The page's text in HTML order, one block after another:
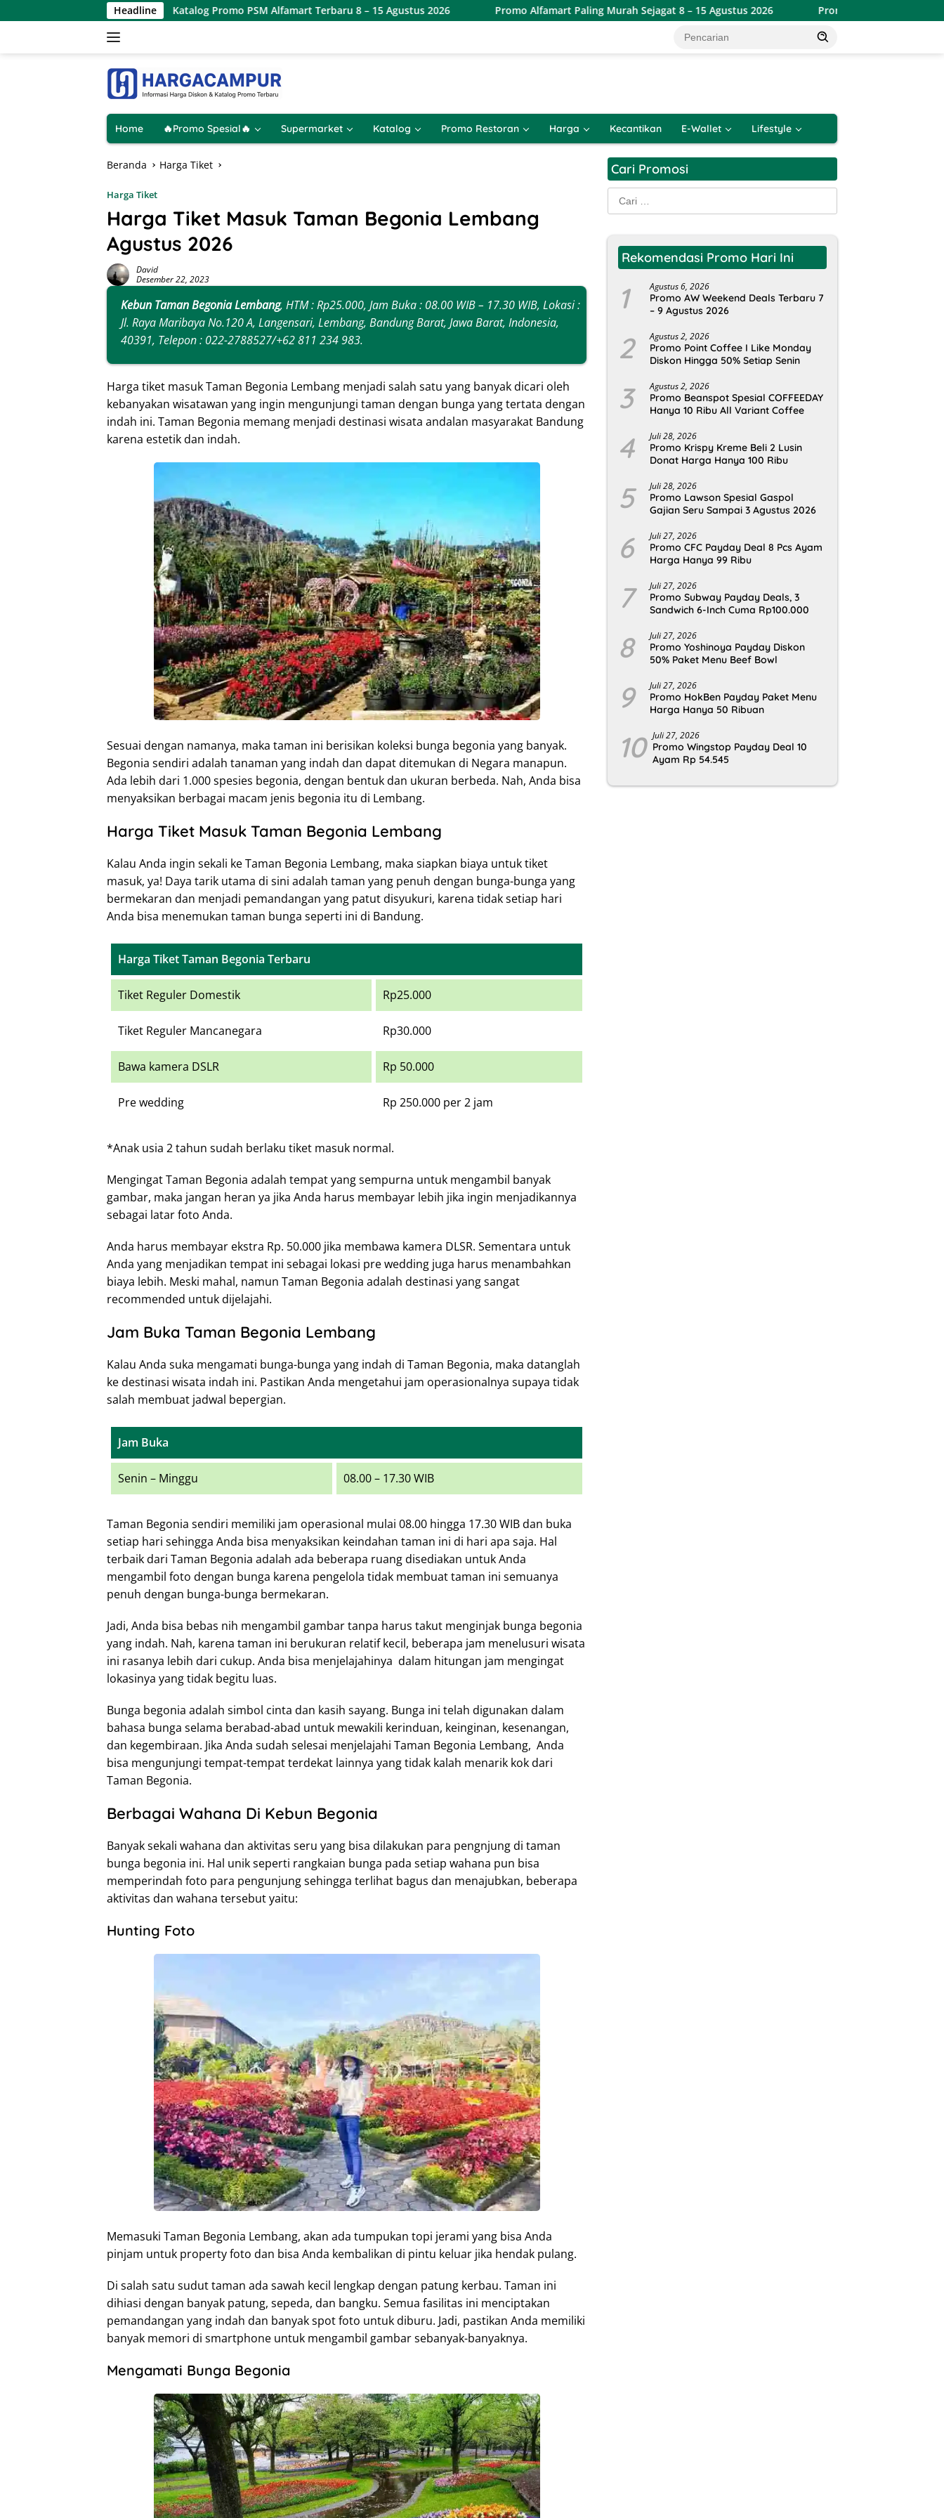
ke
Headline
Katalog Promo PSM Alfamart Terbaru 8 – 15 Agustus 2026 Promo Alfamart Paling Murah Sejagat 8 – 15 Agustus 2026 Promo Alfamart Double Date Spesial 8.8
Home 🔥Promo Spesial🔥 Supermarket Katalog Promo Restoran Harga Kecantikan E-Wallet Lifestyle
Beranda Harga Tiket
Harga Tiket
Harga Tiket Masuk Taman Begonia Lembang
Agustus 2026
David
Desember 22, 2023
Kebun Taman Begonia Lembang, HTM : Rp25.000, Jam Buka : 08.00 WIB – 17.30 WIB, Lokasi :
Jl. Raya Maribaya No.120 A, Langensari, Lembang, Bandung Barat, Jawa Barat, Indonesia,
40391, Telepon : 022-2788527/+62 811 234 983.
Harga tiket masuk Taman Begonia Lembang menjadi salah satu yang banyak dicari oleh
kebanyakan wisatawan yang ingin mengunjungi taman dengan bunga yang tertata dengan
indah ini. Taman Begonia memang menjadi destinasi wisata andalan masyarakat Bandung
karena estetik dan indah.
Sesuai dengan namanya, maka taman ini berisikan koleksi bunga begonia yang banyak.
Begonia sendiri adalah tanaman yang indah dan dapat ditemukan di Negara manapun.
Ada lebih dari 1.000 spesies begonia, dengan bentuk dan ukuran berbeda. Nah, Anda bisa
menyaksikan berbagai macam jenis begonia itu di Lembang.
Harga Tiket Masuk Taman Begonia Lembang
Kalau Anda ingin sekali ke Taman Begonia Lembang, maka siapkan biaya untuk tiket
masuk, ya! Daya tarik utama di sini adalah taman yang penuh dengan bunga-bunga yang
bermekaran dan menjadi pemandangan yang patut disyukuri, karena tidak setiap hari
Anda bisa menemukan taman bunga seperti ini di Bandung.
Harga Tiket Taman Begonia Terbaru
Tiket Reguler Domestik Rp25.000
Tiket Reguler Mancanegara Rp30.000
Bawa kamera DSLR Rp 50.000
Pre wedding Rp 250.000 per 2 jam
*Anak usia 2 tahun sudah berlaku tiket masuk normal.
Mengingat Taman Begonia adalah tempat yang sempurna untuk mengambil banyak
gambar, maka jangan heran ya jika Anda harus membayar lebih jika ingin menjadikannya
sebagai latar foto Anda.
Anda harus membayar ekstra Rp. 50.000 jika membawa kamera DLSR. Sementara untuk
Anda yang menjadikan tempat ini sebagai lokasi pre wedding juga harus menambahkan
biaya lebih. Meski mahal, namun Taman Begonia adalah destinasi yang sangat
recommended untuk dijelajahi.
Jam Buka Taman Begonia Lembang
Kalau Anda suka mengamati bunga-bunga yang indah di Taman Begonia, maka datanglah
ke destinasi wisata indah ini. Pastikan Anda mengetahui jam operasionalnya supaya tidak
salah membuat jadwal bepergian.
Jam Buka
Senin – Minggu 08.00 – 17.30 WIB
Taman Begonia sendiri memiliki jam operasional mulai 08.00 hingga 17.30 WIB dan buka
setiap hari sehingga Anda bisa menyaksikan keindahan taman ini di hari apa saja. Hal
terbaik dari Taman Begonia adalah ada beberapa ruang disediakan untuk Anda
mengambil foto dengan bunga karena pengelola tidak membuat taman ini semuanya
penuh dengan bunga-bunga bermekaran.
Jadi, Anda bisa bebas nih mengambil gambar tanpa harus takut menginjak bunga begonia
yang indah. Nah, karena taman ini berukuran relatif kecil, beberapa jam menelusuri wisata
ini rasanya lebih dari cukup. Anda bisa menjelajahinya dalam hitungan jam mengingat
lokasinya yang tidak begitu luas.
Bunga begonia adalah simbol cinta dan kasih sayang. Bunga ini telah digunakan dalam
bahasa bunga selama berabad-abad untuk mewakili kerinduan, keinginan, kesenangan,
dan kegembiraan. Jika Anda sudah selesai menjelajahi Taman Begonia Lembang, Anda
bisa mengunjungi tempat-tempat terdekat lainnya yang tidak kalah menarik kok dari
Taman Begonia.
Berbagai Wahana Di Kebun Begonia
Banyak sekali wahana dan aktivitas seru yang bisa dilakukan para pengnjung di taman
bunga begonia ini. Hal unik seperti rangkaian bunga pada setiap wahana pun bisa
memperindah foto para pengunjung sehingga terlihat bagus dan menajubkan, beberapa
aktivitas dan wahana tersebut yaitu:
Hunting Foto
Memasuki Taman Begonia Lembang, akan ada tumpukan topi jerami yang bisa Anda
pinjam untuk property foto dan bisa Anda kembalikan di pintu keluar jika hendak pulang.
Di salah satu sudut taman ada sawah kecil lengkap dengan patung kerbau. Taman ini
dihiasi dengan banyak patung, sepeda, dan bangku. Semua fasilitas ini menciptakan
pemandangan yang indah dan banyak spot foto untuk diburu. Jadi, pastikan Anda memiliki
banyak memori di smartphone untuk mengambil gambar sebanyak-banyaknya.
Mengamati Bunga Begonia
Cari Promosi
Cari
untuk:
Rekomendasi Promo Hari Ini
1 Agustus 6, 2026
Promo AW Weekend Deals Terbaru 7
– 9 Agustus 2026
2 Agustus 2, 2026
Promo Point Coffee I Like Monday
Diskon Hingga 50% Setiap Senin
3 Agustus 2, 2026
Promo Beanspot Spesial COFFEEDAY
Hanya 10 Ribu All Variant Coffee
4 Juli 28, 2026
Promo Krispy Kreme Beli 2 Lusin
Donat Harga Hanya 100 Ribu
5 Juli 28, 2026
Promo Lawson Spesial Gaspol
Gajian Seru Sampai 3 Agustus 2026
6 Juli 27, 2026
Promo CFC Payday Deal 8 Pcs Ayam
Harga Hanya 99 Ribu
7 Juli 27, 2026
Promo Subway Payday Deals, 3
Sandwich 6-Inch Cuma Rp100.000
8 Juli 27, 2026
Promo Yoshinoya Payday Diskon
50% Paket Menu Beef Bowl
9 Juli 27, 2026
Promo HokBen Payday Paket Menu
Harga Hanya 50 Ribuan
10 Juli 27, 2026
Promo Wingstop Payday Deal 10
Ayam Rp 54.545